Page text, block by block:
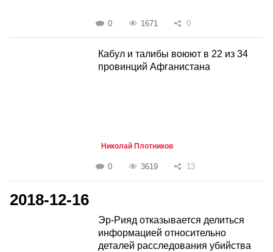
0 1671 0
Кабул и талибы воюют в 22 из 34
провинций Афганистана
Николай Плотников
0 3619 13
2018-12-16
Эр-Рияд отказывается делиться
информацией относительно
деталей расследования убийства